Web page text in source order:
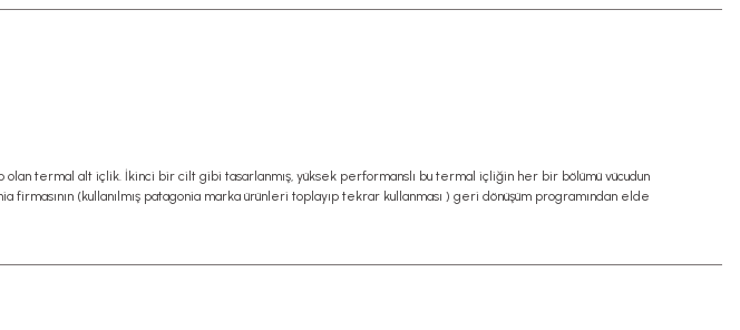
termal alt içlik. İkinci bir cilt gibi tasarlanmış, yüksek performanslı bu termal içliğin her bir bölümü vücudun
(kullanılmış patagonia marka ürünleri toplayıp tekrar kullanması ) geri dönüşüm programından elde